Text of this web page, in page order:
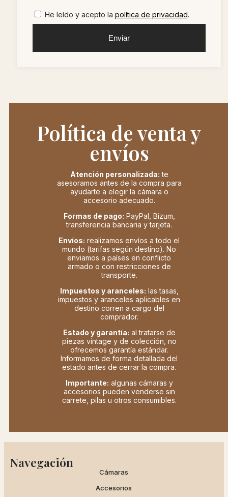
He leído y acepto la política de privacidad.
Enviar
Política de venta y
envíos
Atención personalizada: te
asesoramos antes de la compra para
ayudarte a elegir la cámara o
accesorio adecuado.
Formas de pago: PayPal, Bizum,
transferencia bancaria y tarjeta.
Envíos: realizamos envíos a todo el
mundo (tarifas según destino). No
enviamos a países en conflicto
armado o con restricciones de
transporte.
Impuestos y aranceles: las tasas,
impuestos y aranceles aplicables en
destino corren a cargo del
comprador.
Estado y garantía: al tratarse de
piezas vintage y de colección, no
ofrecemos garantía estándar.
Informamos de forma detallada del
estado antes de cerrar la compra.
Importante: algunas cámaras y
accesorios pueden venderse sin
carrete, pilas u otros consumibles.
Navegación
Cámaras
Accesorios